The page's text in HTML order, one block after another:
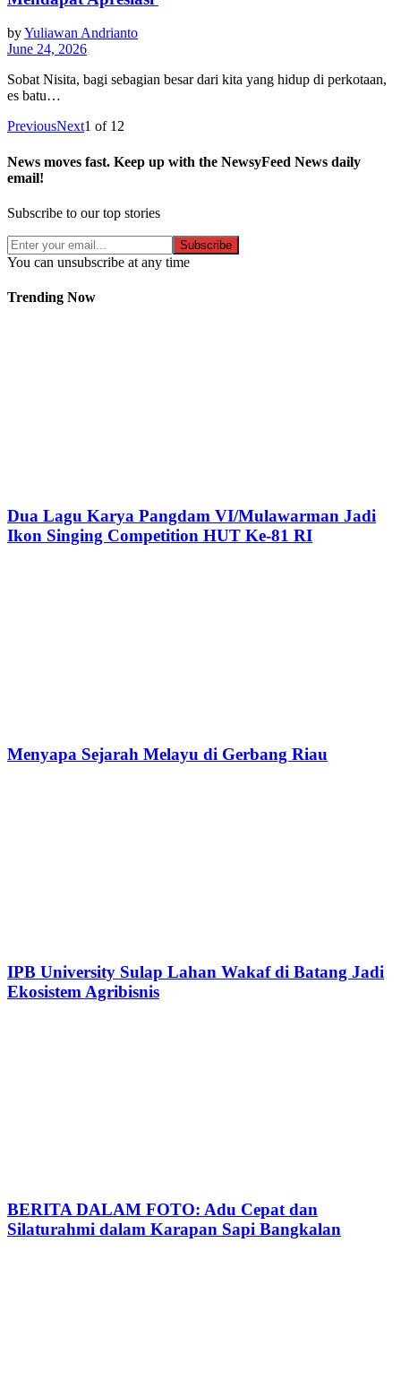
byYuliawan Andrianto
June 24, 2026
Sobat Nisita, bagi sebagian besar dari kita yang hidup di perkotaan,
es batu…
PreviousNext1 of 12
News moves fast. Keep up with the NewsyFeed News daily
email!
Subscribe to our top stories
Subscribe
You can unsubscribe at any time
Trending Now
Dua Lagu Karya Pangdam VI/Mulawarman Jadi
Ikon Singing Competition HUT Ke-81 RI
Menyapa Sejarah Melayu di Gerbang Riau
IPB University Sulap Lahan Wakaf di Batang Jadi
Ekosistem Agribisnis
BERITA DALAM FOTO: Adu Cepat dan
Silaturahmi dalam Karapan Sapi Bangkalan